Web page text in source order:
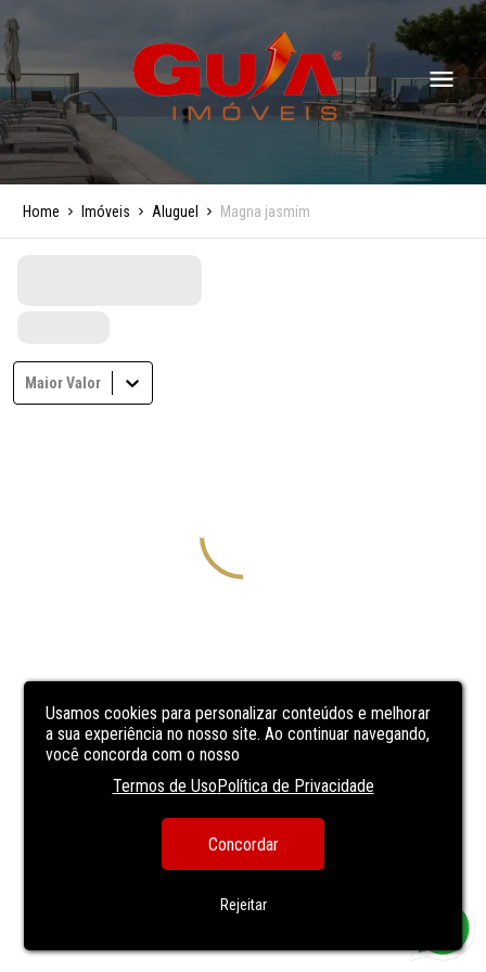
Usamos cookies para personalizar conteúdos e melhorar
a sua experiência no nosso site. Ao continuar navegando,
você concorda com o nosso
Termos de UsoPolítica de Privacidade
Concordar
Rejeitar
Home Imóveis Aluguel Magna jasmim
Maior Valor